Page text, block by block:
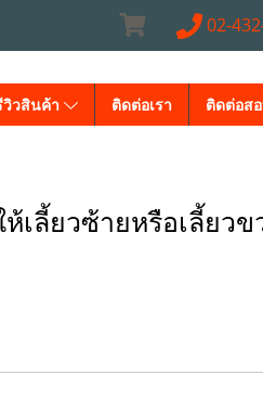
02-
วิวสินค้า ติดต่อเรา ติดต่อส
เลี้ยวซ้ายหรือเลี้ยวข